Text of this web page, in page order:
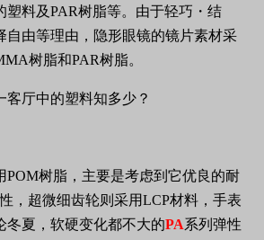
塑料及PAR树脂等。由于轻巧 ・ 结
自由等理由，隐形眼镜的镜片素材采
树脂和PAR树脂。
POM树脂，主要是考虑到它优良的耐
，超微细齿轮则采用LCP材料，手表
冬夏，软硬变化都不大的PA系列弹性